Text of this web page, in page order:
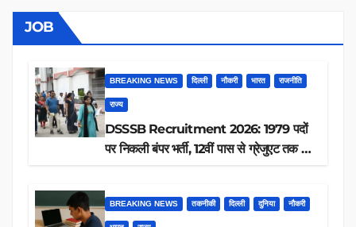
JOB
BREAKING NEWS दिल्ली नौकरी भारत राजनीति
राज्य
DSSSB Recruitment 2026: 1979 पदों
पर निकली बंपर भर्ती, 12वीं पास से ग्रेजुएट तक करें
BREAKING NEWS तकनीकी दिल्ली दुनिया नौकरी